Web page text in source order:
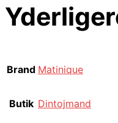
Brand Matinique
Butik Dintojmand